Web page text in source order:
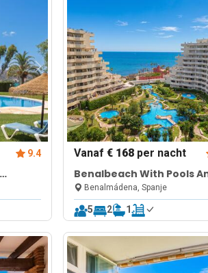
9.4 Vanaf € 168per nacht
Benalbeach With Pools
Seaview
Benalmádena, Spanje
5 2 1